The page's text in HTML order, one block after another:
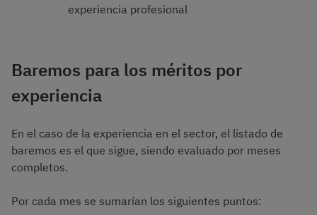
experiencia profesional
Baremos para los méritos por
experiencia
En el caso de la experiencia en el sector, el listado de
baremos es el que sigue, siendo evaluado por meses
completos.
Por cada mes se sumarían los siguientes puntos: